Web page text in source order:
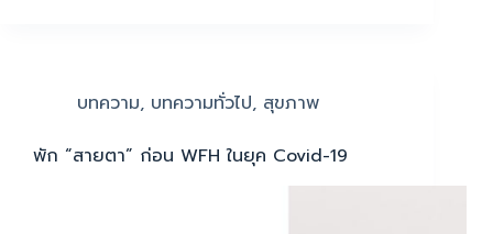
บทความ, บทความทั่วไป, สุขภาพ
พัก “สายตา” ก่อน WFH ในยุค Covid-19